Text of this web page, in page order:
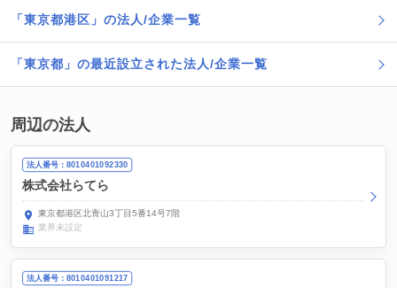
「東京都港区」の法人/企業一覧
「東京都」の最近設立された法人/企業一覧
周辺の法人
法人番号：8010401092330
株式会社らてら
東京都港区北青山3丁目5番14号7階
業界未設定
法人番号：8010401091217